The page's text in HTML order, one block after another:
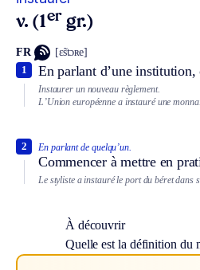
v. (1er gr.)
FR [ɛ̃stɔʀe]
En parlant d’une
1
Instaurer un nouveau règlement.
L’Union européenne a instauré une
En parlant de quelqu’un.
Commencer à mettre en
2
Le styliste a instauré le port du béret dans
À découvrir
Quelle est la définition du